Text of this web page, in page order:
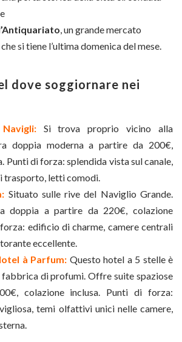
, un grande mercato
si tiene l’ultima domenica del mese.
dove soggiornare nei
Si trova proprio vicino alla
doppia moderna a partire da 200€,
Punti di forza: splendida vista sul canale,
trasporto, letti comodi.
Situato sulle rive del Naviglio Grande.
doppia a partire da 220€, colazione
edificio di charme, camere centrali
eccellente.
à Parfum: Questo hotel a 5 stelle è
fabbrica di profumi. Offre suite spaziose
colazione inclusa. Punti di forza:
temi olfattivi unici nelle camere,